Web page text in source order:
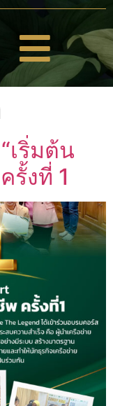
เริ่มต้น
รั้งที่ 1